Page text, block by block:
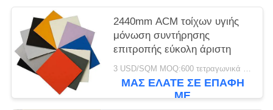
2440mm ACM τοίχων υγιής
μόνωση συντήρησης
επιτροπής εύκολη άριστη
3 USD/SQM MOQ:600 τετραγωνικά μέτρα
ΜΑΣ ΕΛΆΤΕ ΣΕ ΕΠΑΦΉ
ΜΕ